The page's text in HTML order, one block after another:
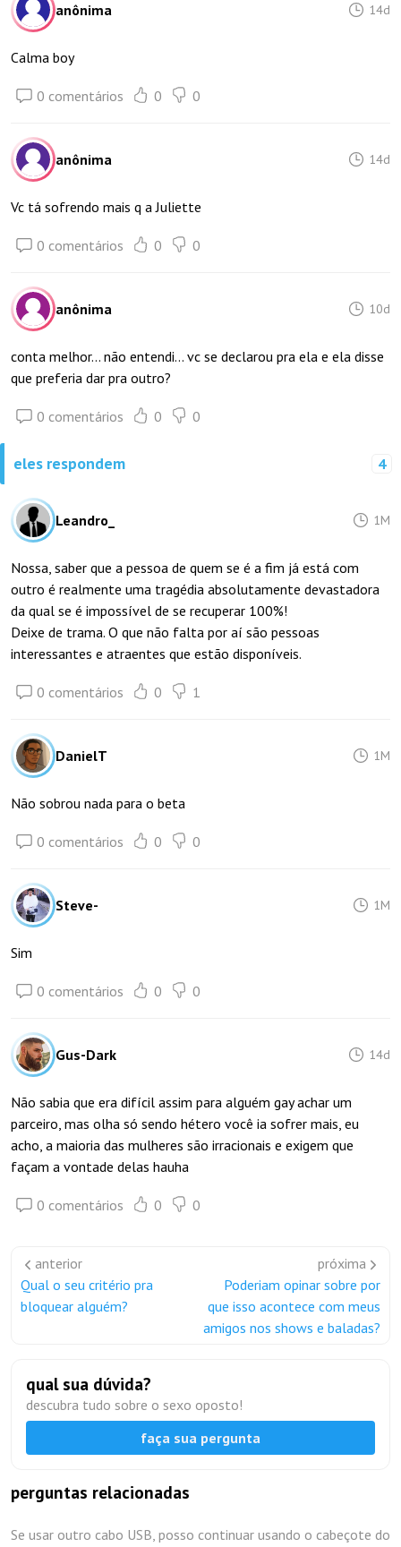
anônima 14d
Calma boy
0 comentários 0 0
anônima 14d
Vc tá sofrendo mais q a Juliette
0 comentários 0 0
anônima 10d
conta melhor... não entendi... vc se declarou pra ela e ela disse
que preferia dar pra outro?
0 comentários 0 0
eles respondem 4
Leandro_ 1M
Nossa, saber que a pessoa de quem se é a fim já está com
outro é realmente uma tragédia absolutamente devastadora
da qual se é impossível de se recuperar 100%!
Deixe de trama. O que não falta por aí são pessoas
interessantes e atraentes que estão disponíveis.
0 comentários 0 1
DanielT 1M
Não sobrou nada para o beta
0 comentários 0 0
Steve- 1M
Sim
0 comentários 0 0
Gus-Dark 14d
Não sabia que era difícil assim para alguém gay achar um
parceiro, mas olha só sendo hétero você ia sofrer mais, eu
acho, a maioria das mulheres são irracionais e exigem que
façam a vontade delas hauha
0 comentários 0 0
anterior
Qual o seu critério pra
bloquear alguém?
próxima
Poderiam opinar sobre por
que isso acontece com meus
amigos nos shows e baladas?
qual sua dúvida?
descubra tudo sobre o sexo oposto!
faça sua pergunta
perguntas relacionadas
Se usar outro cabo USB, posso continuar usando o cabeçote do